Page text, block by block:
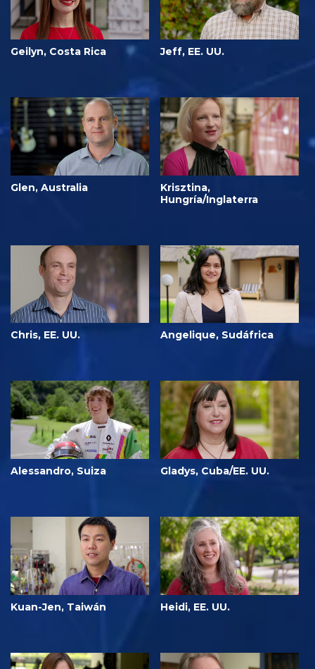
Geilyn, Costa Rica Jeff, EE. UU.
Glen, Australia
Krisztina,
Hungría/Inglaterra
Chris, EE. UU. Angelique, Sudáfrica
Alessandro, Suiza Gladys, Cuba/EE. UU.
Kuan-Jen, Taiwán Heidi, EE. UU.